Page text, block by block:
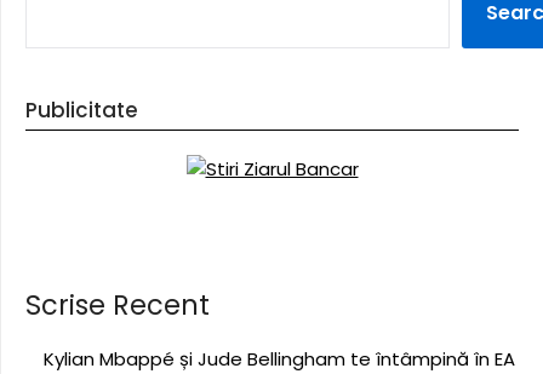
Publicitate
Scrise Recent
Kylian Mbappé și Jude Bellingham te întâmpină în EA